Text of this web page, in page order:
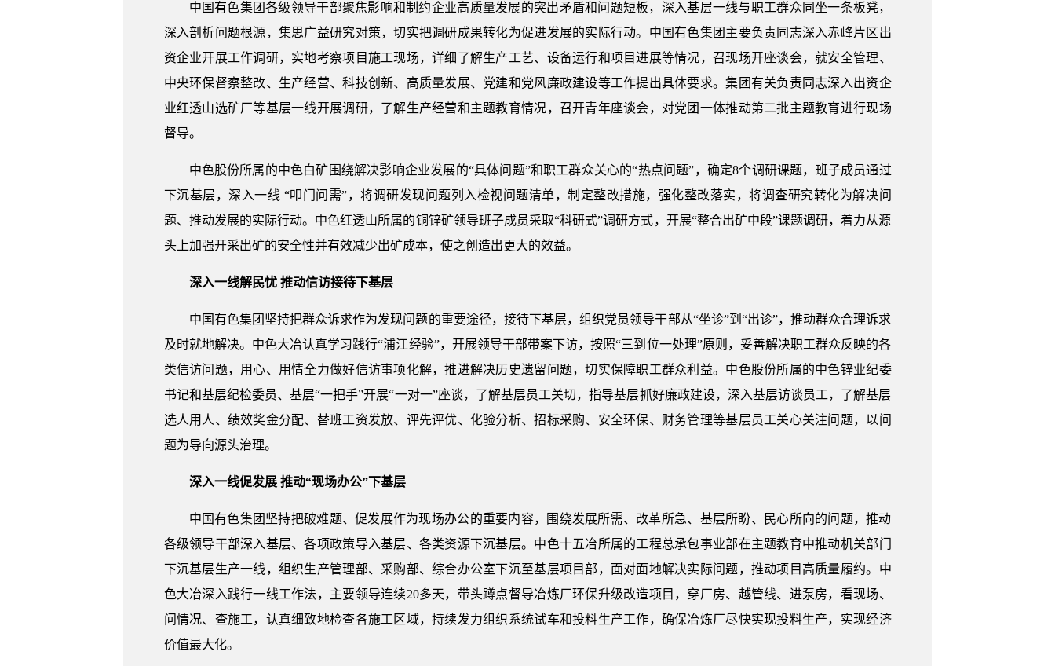
中国有色集团各级领导干部聚焦影响和制约企业高质量发展的突出矛盾和问题短板，深入基层一线与职工群众同坐一条板凳，
深入剖析问题根源，集思广益研究对策，切实把调研成果转化为促进发展的实际行动。中国有色集团主要负责同志深入赤峰片区出
资企业开展工作调研，实地考察项目施工现场，详细了解生产工艺、设备运行和项目进展等情况，召现场开座谈会，就安全管理、
中央环保督察整改、生产经营、科技创新、高质量发展、党建和党风廉政建设等工作提出具体要求。集团有关负责同志深入出资企
业红透山选矿厂等基层一线开展调研，了解生产经营和主题教育情况，召开青年座谈会，对党团一体推动第二批主题教育进行现场
督导。
中色股份所属的中色白矿围绕解决影响企业发展的“具体问题”和职工群众关心的“热点问题”，确定8个调研课题，班子成员通过
下沉基层，深入一线 “叩门问需”，将调研发现问题列入检视问题清单，制定整改措施，强化整改落实，将调查研究转化为解决问
题、推动发展的实际行动。中色红透山所属的铜锌矿领导班子成员采取“科研式”调研方式，开展“整合出矿中段”课题调研，着力从源
头上加强开采出矿的安全性并有效减少出矿成本，使之创造出更大的效益。
深入一线解民忧 推动信访接待下基层
中国有色集团坚持把群众诉求作为发现问题的重要途径，接待下基层，组织党员领导干部从“坐诊”到“出诊”，推动群众合理诉求
及时就地解决。中色大冶认真学习践行“浦江经验”，开展领导干部带案下访，按照“三到位一处理”原则，妥善解决职工群众反映的各
类信访问题，用心、用情全力做好信访事项化解，推进解决历史遗留问题，切实保障职工群众利益。中色股份所属的中色锌业纪委
书记和基层纪检委员、基层“一把手”开展“一对一”座谈，了解基层员工关切，指导基层抓好廉政建设，深入基层访谈员工，了解基层
选人用人、绩效奖金分配、替班工资发放、评先评优、化验分析、招标采购、安全环保、财务管理等基层员工关心关注问题，以问
题为导向源头治理。
深入一线促发展 推动“现场办公”下基层
中国有色集团坚持把破难题、促发展作为现场办公的重要内容，围绕发展所需、改革所急、基层所盼、民心所向的问题，推动
各级领导干部深入基层、各项政策导入基层、各类资源下沉基层。中色十五冶所属的工程总承包事业部在主题教育中推动机关部门
下沉基层生产一线，组织生产管理部、采购部、综合办公室下沉至基层项目部，面对面地解决实际问题，推动项目高质量履约。中
色大冶深入践行一线工作法，主要领导连续20多天，带头蹲点督导冶炼厂环保升级改造项目，穿厂房、越管线、进泵房，看现场、
问情况、查施工，认真细致地检查各施工区域，持续发力组织系统试车和投料生产工作，确保冶炼厂尽快实现投料生产，实现经济
价值最大化。